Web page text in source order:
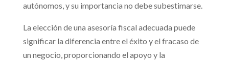
autónomos, y su importancia no debe subestimarse.
La elección de una asesoría fiscal adecuada puede
significar la diferencia entre el éxito y el fracaso de
un negocio, proporcionando el apoyo y la